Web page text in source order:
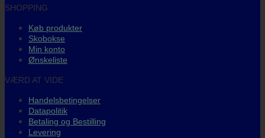
SHOPPING
Køb produkter
Skobokse
Min konto
Ønskeliste
VÆRD AT VIDE
Handelsbetingelser
Datapolitik
Betaling og Bestilling
Levering